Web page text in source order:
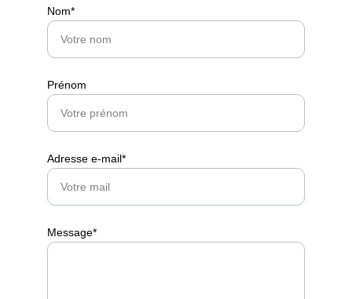
Nom*
Prénom
Adresse e-mail*
Message*